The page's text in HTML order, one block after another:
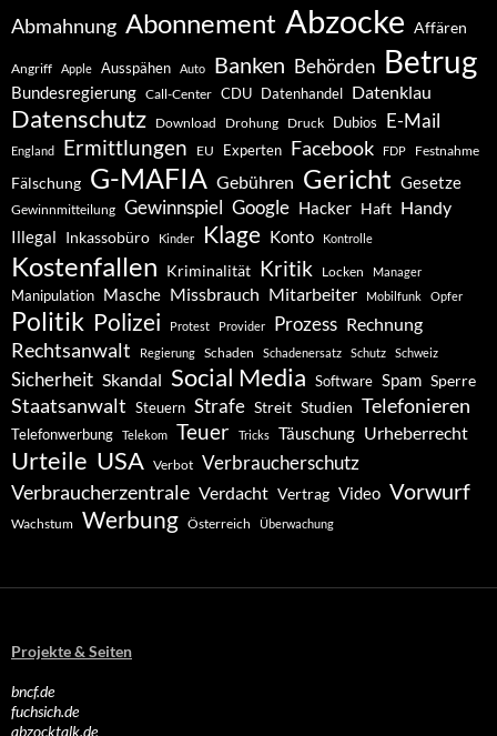
Abmahnung Abonnement Abzocke Affären
Angriff Apple Ausspähen Auto Banken Behörden Betrug
Bundesregierung Call-Center CDU Datenhandel Datenklau
Datenschutz Download Drohung Druck Dubios E-Mail
England Ermittlungen EU Experten Facebook FDP Festnahme
Fälschung G-MAFIA Gebühren Gericht Gesetze
Gewinnmitteilung Gewinnspiel Google Hacker Haft Handy
Illegal Inkassobüro Kinder Klage Konto Kontrolle
Kostenfallen Kriminalität Kritik Locken Manager
Manipulation Masche Missbrauch Mitarbeiter Mobilfunk Opfer
Politik Polizei Protest Provider Prozess Rechnung
Rechtsanwalt Regierung Schaden Schadenersatz Schutz Schweiz
Sicherheit Skandal Social Media Software Spam Sperre
Staatsanwalt Steuern Strafe Streit Studien Telefonieren
Telefonwerbung Telekom Teuer Tricks Täuschung Urheberrecht
Urteile USA Verbot Verbraucherschutz
Verbraucherzentrale Verdacht Vertrag Video Vorwurf
Wachstum Werbung Österreich Überwachung
Projekte & Seiten
bncf.de
fuchsich.de
abzocktalk.de